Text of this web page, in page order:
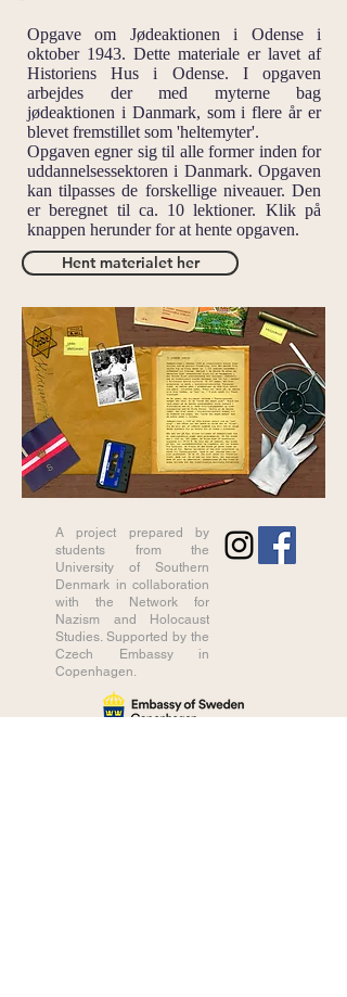
Opgave om Jødeaktionen i Odense i
oktober 1943. Dette materiale er lavet af
Historiens Hus i Odense. I opgaven
arbejdes der med myterne bag
jødeaktionen i Danmark, som i flere år er
blevet fremstillet som 'heltemyter'.
Opgaven egner sig til alle former inden for
uddannelsessektoren i Danmark. Opgaven
kan tilpasses de forskellige niveauer. Den
er beregnet til ca. 10 lektioner. Klik på
knappen herunder for at hente opgaven.
Hent materialet her
A project prepared by
students from the
University of Southern
Denmark in collaboration
with the Network for
Nazism and Holocaust
Studies. Supported by the
Czech Embassy in
Copenhagen.